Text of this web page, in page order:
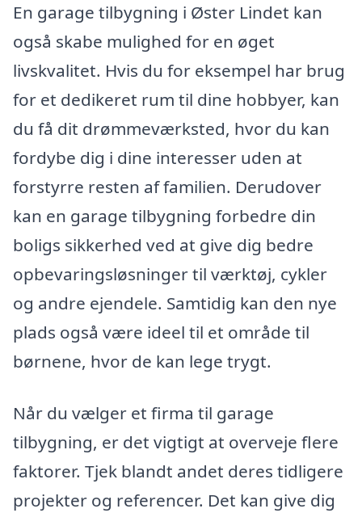
En garage tilbygning i Øster Lindet kan
også skabe mulighed for en øget
livskvalitet. Hvis du for eksempel har brug
for et dedikeret rum til dine hobbyer, kan
du få dit drømmeværksted, hvor du kan
fordybe dig i dine interesser uden at
forstyrre resten af familien. Derudover
kan en garage tilbygning forbedre din
boligs sikkerhed ved at give dig bedre
opbevaringsløsninger til værktøj, cykler
og andre ejendele. Samtidig kan den nye
plads også være ideel til et område til
børnene, hvor de kan lege trygt.
Når du vælger et firma til garage
tilbygning, er det vigtigt at overveje flere
faktorer. Tjek blandt andet deres tidligere
projekter og referencer. Det kan give dig